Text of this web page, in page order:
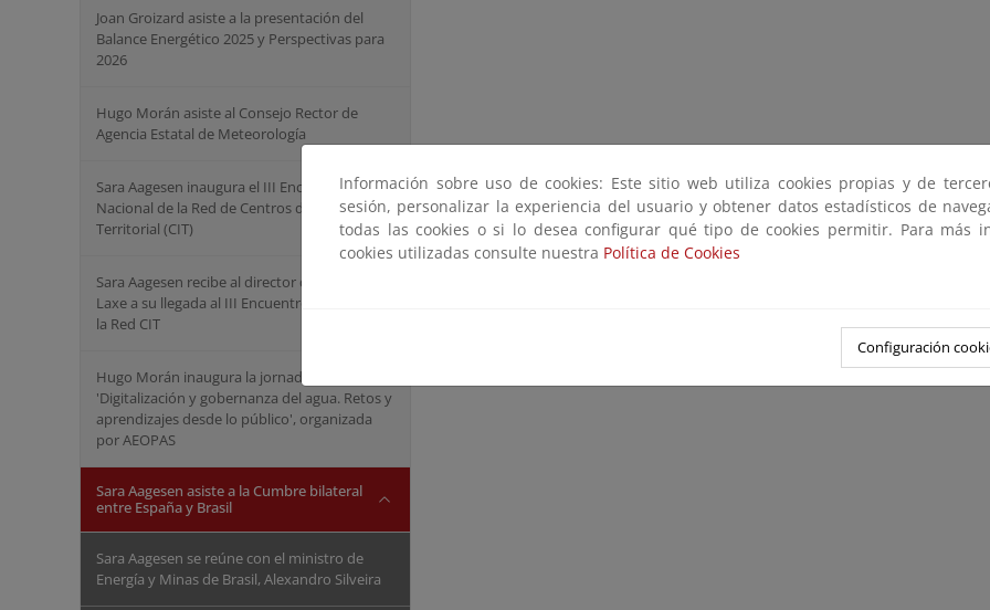
Joan Groizard asiste a la presentación del
Balance Energético 2025 y Perspectivas para
2026
Hugo Morán asiste al Consejo Rector de
Agencia Estatal de Meteorología
Sara Aagesen inaugura el III Encuentro
Nacional de la Red de Centros de Innovación
Territorial (CIT)
Sara Aagesen recibe al director de cine Oliver
Laxe a su llegada al III Encuentro Nacional de
la Red CIT
Hugo Morán inaugura la jornada
'Digitalización y gobernanza del agua. Retos y
aprendizajes desde lo público', organizada
por AEOPAS
Sara Aagesen asiste a la Cumbre bilateral
entre España y Brasil
Sara Aagesen se reúne con el ministro de
Energía y Minas de Brasil, Alexandro Silveira
Información sobre uso de cookies: Este sitio web utiliza cookies propias y de
sesión, personalizar la experiencia del usuario y obtener datos estadísticos de
todas las cookies o si lo desea configurar qué tipo de cookies permitir. Para más
cookies utilizadas consulte nuestra Política de Cookies
Configuración